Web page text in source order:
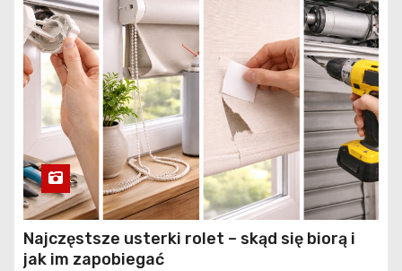
Najczęstsze usterki rolet – skąd się biorą i
jak im zapobiegać